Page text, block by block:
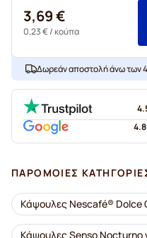
3,69 €
0,23 €/ κούπα
Δωρεάν αποστολή άνω των
4.8
ΠΑΡΌΜΟΙΕΣ
Κάψουλες Nescafé® Dolce
Κάψουλες Senso Nocturno